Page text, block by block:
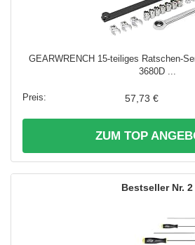
GEARWRENCH 15-teiliges Ratschen-
3680D ...
57,73 €
ZUM TOP
2